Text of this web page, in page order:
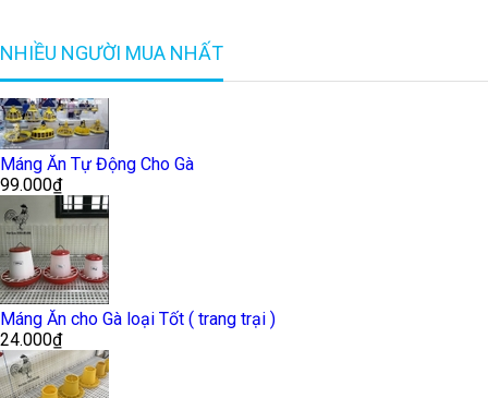
NHIỀU NGƯỜI MUA NHẤT
Máng Ăn Tự Động Cho Gà
99.000₫
Máng Ăn cho Gà loại Tốt ( trang trại )
24.000₫